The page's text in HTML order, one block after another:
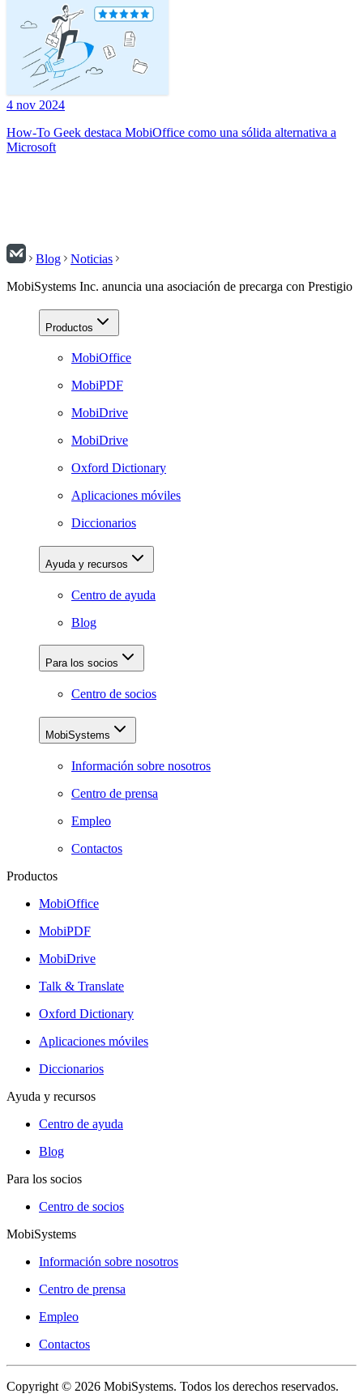
4 nov 2024
How-To Geek destaca MobiOffice como una sólida alternativa a
Microsoft
Blog
Noticias
MobiSystems Inc. anuncia una asociación de precarga con Prestigio
Productos
MobiOffice
MobiPDF
MobiDrive
MobiDrive
Oxford Dictionary
Aplicaciones móviles
Diccionarios
Ayuda y recursos
Centro de ayuda
Blog
Para los socios
Centro de socios
MobiSystems
Información sobre nosotros
Centro de prensa
Empleo
Contactos
Productos
MobiOffice
MobiPDF
MobiDrive
Talk & Translate
Oxford Dictionary
Aplicaciones móviles
Diccionarios
Ayuda y recursos
Centro de ayuda
Blog
Para los socios
Centro de socios
MobiSystems
Información sobre nosotros
Centro de prensa
Empleo
Contactos
Copyright © 2026 MobiSystems. Todos los derechos reservados.